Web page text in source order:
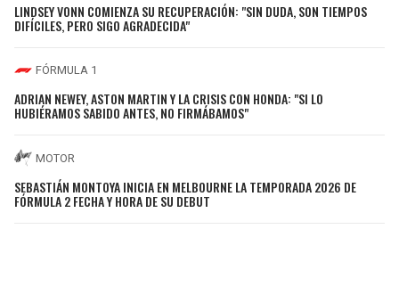
LINDSEY VONN COMIENZA SU RECUPERACIÓN: "SIN DUDA, SON TIEMPOS
DIFÍCILES, PERO SIGO AGRADECIDA"
FÓRMULA 1
ADRIAN NEWEY, ASTON MARTIN Y LA CRISIS CON HONDA: "SI LO
HUBIÉRAMOS SABIDO ANTES, NO FIRMÁBAMOS"
MOTOR
SEBASTIÁN MONTOYA INICIA EN MELBOURNE LA TEMPORADA 2026 DE
FÓRMULA 2 FECHA Y HORA DE SU DEBUT